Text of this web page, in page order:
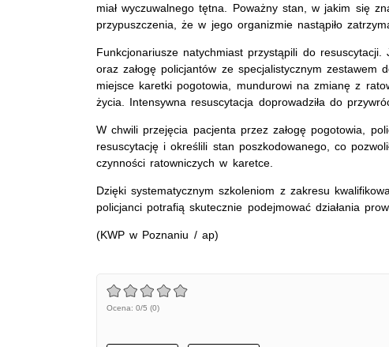
miał wyczuwalnego tętna. Poważny stan, w jakim się
przypuszczenia, że w jego organizmie nastąpiło
Funkcjonariusze natychmiast przystąpili do
oraz załogę policjantów ze specjalistycznym zestawem
miejsce karetki pogotowia, mundurowi na zmianę z
życia. Intensywna resuscytacja doprowadziła do
W chwili przejęcia pacjenta przez załogę pogotowia,
resuscytację i określili stan poszkodowanego, co
czynności ratowniczych w karetce.
Dzięki systematycznym szkoleniom z zakresu
policjanci potrafią skutecznie podejmować działania
(KWP w Poznaniu / ap)
Ocena: 0/5 (0)